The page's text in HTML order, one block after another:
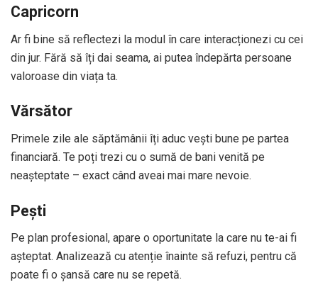
Capricorn
Ar fi bine să reflectezi la modul în care interacționezi cu cei
din jur. Fără să îți dai seama, ai putea îndepărta persoane
valoroase din viața ta.
Vărsător
Primele zile ale săptămânii îți aduc vești bune pe partea
financiară. Te poți trezi cu o sumă de bani venită pe
neașteptate – exact când aveai mai mare nevoie.
Pești
Pe plan profesional, apare o oportunitate la care nu te-ai fi
așteptat. Analizează cu atenție înainte să refuzi, pentru că
poate fi o șansă care nu se repetă.